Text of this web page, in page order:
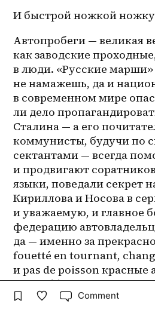
И быстрой ножкой ножку
Автопробеги — великая
как заводские
в люди. «Русские марши»
не намажешь, да и
в современном мире
ли дело
Сталина — а его
коммунисты, будучи по
сектантами — всегда
и продвигают
языки, поведали секрет
Кириллова и Носова в
и уважаемую, и главное
федерацию
да — именно за
fouetté en tournant,
и рas de poisson красные
пролоббировали
в руководящий состав
Comment